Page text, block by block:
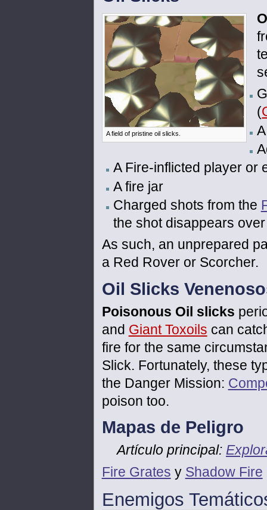
A field of pristine oil slicks.
(
A Fire-inflicted player or
A fire jar
Charged shots from the
the shot disappears
As such, an unprepared
a Red Rover or Scorcher.
Oil Slicks
Poisonous Oil slicks
and Giant Toxoils can
fire for the same
Slick. Fortunately, these
the Danger Mission:
poison too.
Mapas de Peligro
Artículo principal:
Fire Grates y Shadow Fire
Enemigos